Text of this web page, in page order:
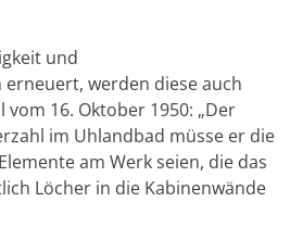
und
werden diese auch
16. Oktober 1950: „Der
im Uhlandbad müsse er die
am Werk seien, die das
Löcher in die Kabinenwände